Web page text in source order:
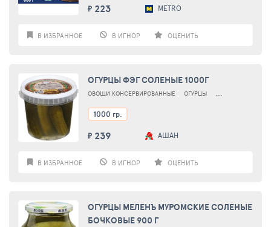
₽ 223 METRO
В ИЗБРАННОЕ В ИГНОР ОЦЕНИТЬ
ОГУРЦЫ ФЭГ СОЛЕНЫЕ 1000Г
ОВОЩИ КОНСЕРВИРОВАННЫЕ ОГУРЦЫ ОГУРЦЫ СОЛЕНЫЕ
1000 гр.
₽ 239 АШАН
В ИЗБРАННОЕ В ИГНОР ОЦЕНИТЬ
ОГУРЦЫ МЕЛЕНЪ МУРОМСКИЕ СОЛЕНЫЕ
БОЧКОВЫЕ 900 Г